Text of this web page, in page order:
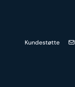
Kundestøtte